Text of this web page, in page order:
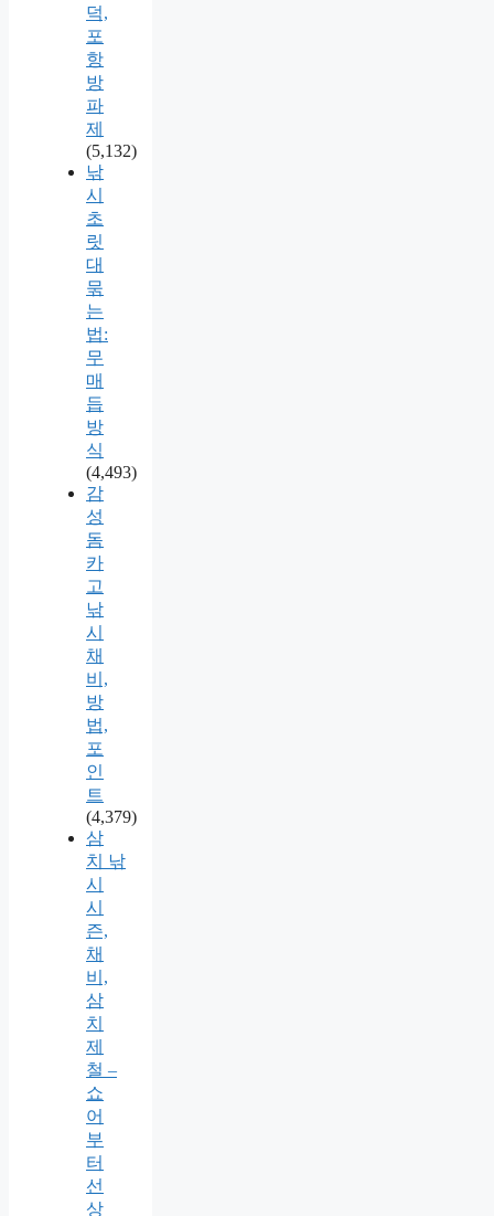
덕,
포
항
방
파
제
(5,132)
낚
시
초
릿
대
묶
는
법:
무
매
듭
방
식
(4,493)
감
성
돔
카
고
낚
시
채
비,
방
법,
포
인
트
(4,379)
삼
치 낚
시
시
즌,
채
비,
삼
치
제
철 –
쇼
어
부
터
선
상